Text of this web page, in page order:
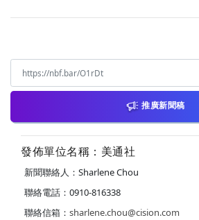
推廣新聞稿
發佈單位名稱：美通社
新聞聯絡人：Sharlene Chou
聯絡電話：0910-816338
聯絡信箱： sharlene.chou@cision.com